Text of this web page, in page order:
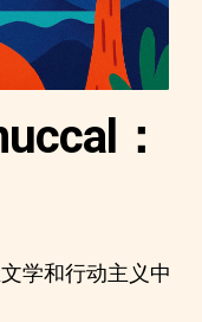
：
学和行动主义中